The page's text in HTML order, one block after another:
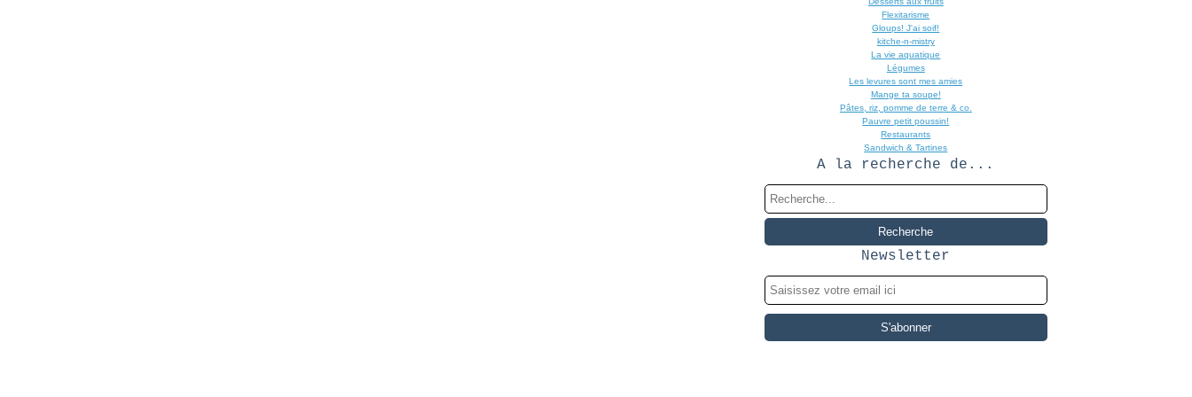
Flexitarisme
Gloups! J'ai soif!
kitche-n-mistry
La vie aquatique
Légumes
Les levures sont mes amies
Mange ta soupe!
Pâtes, riz, pomme de terre & co.
Pauvre petit poussin!
Restaurants
Sandwich & Tartines
A la recherche de...
Newsletter